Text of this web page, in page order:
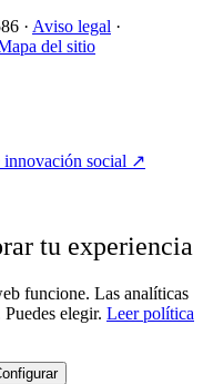
· Aviso legal ·
del sitio
innovación social ↗
tu experiencia
funcione. Las analíticas
elegir. Leer política